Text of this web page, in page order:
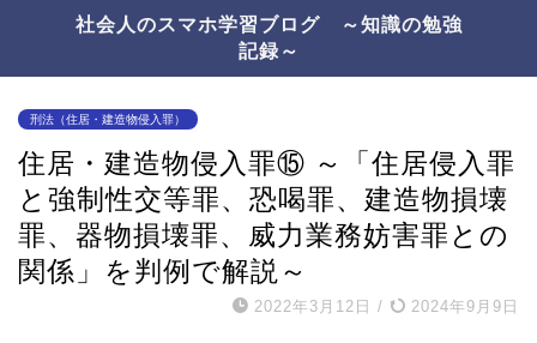
社会人のスマホ学習ブログ ～知識の勉強
記録～
刑法（住居・建造物侵入罪）
住居・建造物侵入罪⑮ ～「住居侵入罪
と強制性交等罪、恐喝罪、建造物損壊
罪、器物損壊罪、威力業務妨害罪との
関係」を判例で解説～
2022年3月12日 / 2024年9月9日